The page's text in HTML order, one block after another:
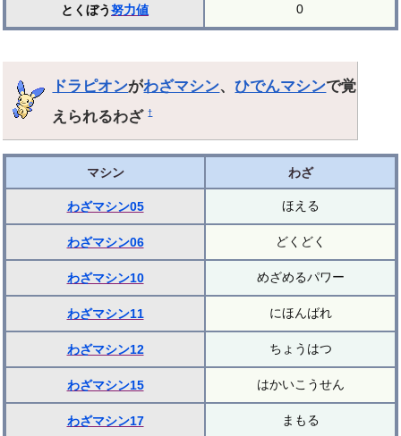
とくぼう努力値 0
ドラピオンがわざマシン、ひでんマシンで覚
えられるわざ†
マシン わざ
わざマシン05 ほえる
わざマシン06 どくどく
わざマシン10 めざめるパワー
わざマシン11 にほんばれ
わざマシン12 ちょうはつ
わざマシン15 はかいこうせん
わざマシン17 まもる